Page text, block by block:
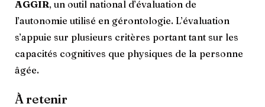
AGGIR, un outil national d’évaluation de
l’autonomie utilisé en gérontologie. L’évaluation
s’appuie sur plusieurs critères portant tant sur les
capacités cognitives que physiques de la personne
âgée.
À retenir